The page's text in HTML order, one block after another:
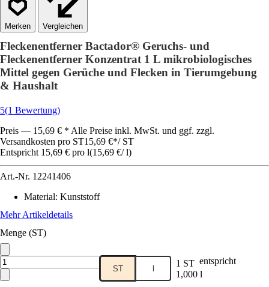
Vergleichen
Fleckenentferner Bactador® Geruchs- und
Fleckenentferner Konzentrat 1 L mikrobiologisches
Mittel gegen Gerüche und Flecken in Tierumgebung
& Haushalt
5(1 Bewertung)
Preis — 15,69 € * Alle Preise inkl. MwSt. und ggf. zzgl.
Versandkosten pro ST15,69 €*/ ST
Entspricht 15,69 € pro l(15,69 €/ l)
Art.-Nr. 12241406
Material: Kunststoff
Mehr Artikeldetails
Menge (ST)
ST l 1 ST entspricht
1,000 l